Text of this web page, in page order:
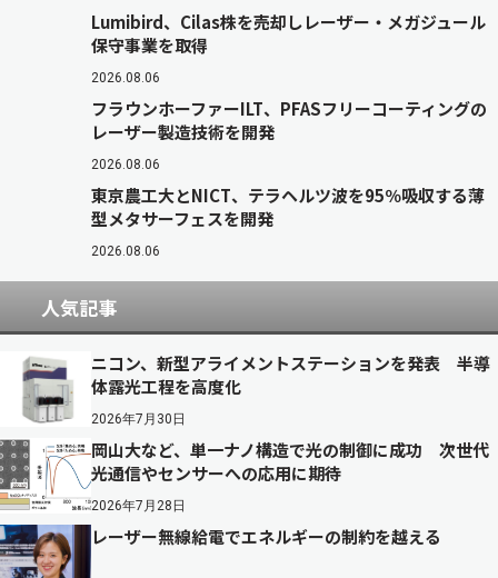
Lumibird、Cilas株を売却しレーザー・メガジュール
保守事業を取得
2026.08.06
フラウンホーファーILT、PFASフリーコーティングの
レーザー製造技術を開発
2026.08.06
東京農工大とNICT、テラヘルツ波を95％吸収する薄
型メタサーフェスを開発
2026.08.06
人気記事
ニコン、新型アライメントステーションを発表 半導
体露光工程を高度化
2026年7月30日
岡山大など、単一ナノ構造で光の制御に成功 次世代
光通信やセンサーへの応用に期待
2026年7月28日
レーザー無線給電でエネルギーの制約を越える